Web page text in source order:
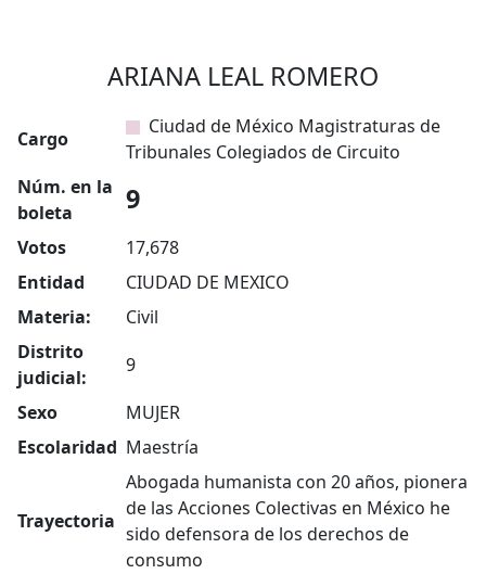
ARIANA LEAL ROMERO
Cargo
Ciudad de México Magistraturas de
Tribunales Colegiados de Circuito
Núm. en la
boleta
9
Votos
17,678
Entidad
CIUDAD DE MEXICO
Materia:
Civil
Distrito
judicial:
9
Sexo
MUJER
Escolaridad Maestría
Trayectoria
Abogada humanista con 20 años, pionera
de las Acciones Colectivas en México he
sido defensora de los derechos de
consumo